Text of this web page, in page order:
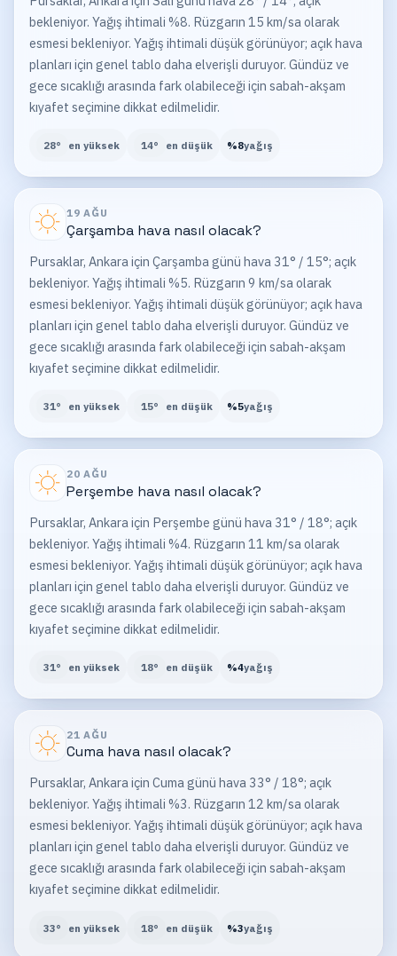
bekleniyor. Yağış ihtimali %8. Rüzgarın 15 km/sa olarak
esmesi bekleniyor. Yağış ihtimali düşük görünüyor; açık hava
planları için genel tablo daha elverişli duruyor. Gündüz ve
gece sıcaklığı arasında fark olabileceği için sabah-akşam
kıyafet seçimine dikkat edilmelidir.
28° en yüksek 14° en düşük %8yağış
19 AĞU
Çarşambahava nasıl olacak?
Pursaklar, Ankara için Çarşamba günü hava 31° / 15°; açık
bekleniyor. Yağış ihtimali %5. Rüzgarın 9 km/sa olarak
esmesi bekleniyor. Yağış ihtimali düşük görünüyor; açık hava
planları için genel tablo daha elverişli duruyor. Gündüz ve
gece sıcaklığı arasında fark olabileceği için sabah-akşam
kıyafet seçimine dikkat edilmelidir.
31° en yüksek 15° en düşük %5yağış
20 AĞU
Perşembe hava nasıl olacak?
Pursaklar, Ankara için Perşembe günü hava 31° / 18°; açık
bekleniyor. Yağış ihtimali %4. Rüzgarın 11 km/sa olarak
esmesi bekleniyor. Yağış ihtimali düşük görünüyor; açık hava
planları için genel tablo daha elverişli duruyor. Gündüz ve
gece sıcaklığı arasında fark olabileceği için sabah-akşam
kıyafet seçimine dikkat edilmelidir.
31° en yüksek 18° en düşük %4yağış
21 AĞU
Cumahava nasıl olacak?
Pursaklar, Ankara için Cuma günü hava 33° / 18°; açık
bekleniyor. Yağış ihtimali %3. Rüzgarın 12 km/sa olarak
esmesi bekleniyor. Yağış ihtimali düşük görünüyor; açık hava
planları için genel tablo daha elverişli duruyor. Gündüz ve
gece sıcaklığı arasında fark olabileceği için sabah-akşam
kıyafet seçimine dikkat edilmelidir.
33° en yüksek 18° en düşük %3yağış